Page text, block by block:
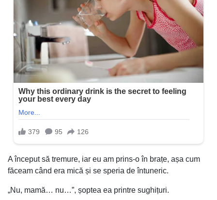
A început să tremure, iar eu am prins-o în brațe, așa cum
făceam când era mică și se speria de întuneric.
„Nu, mamă… nu…”, șoptea ea printre sughițuri.